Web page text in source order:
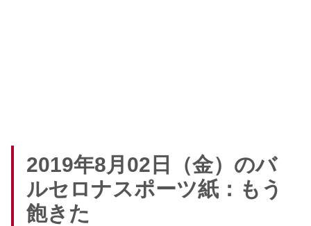
2019年8月02日（金）のバ
ルセロナスポーツ紙：もう
飽きた